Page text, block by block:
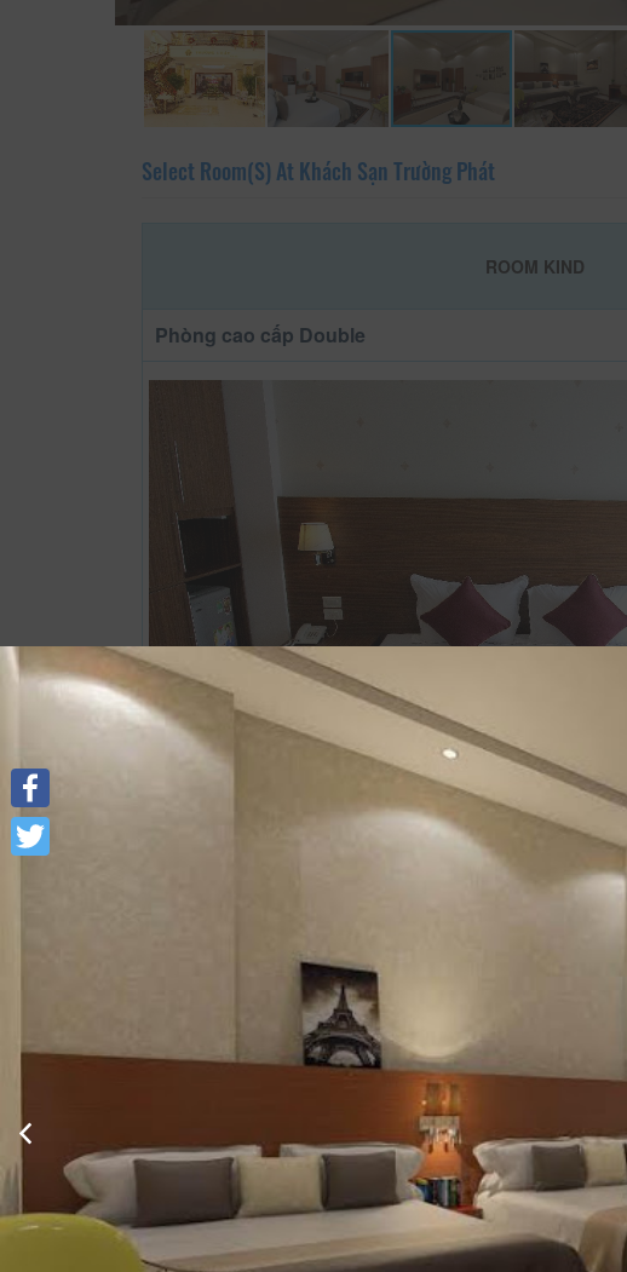
Select Room(s) At Khách Sạn Trường Phát
ROOM KIND
Phòng cao cấp Double
Phòng cao cấp Double
Facebook